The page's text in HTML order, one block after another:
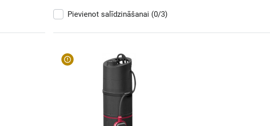
Pievienot salīdzināšanai (0/3)